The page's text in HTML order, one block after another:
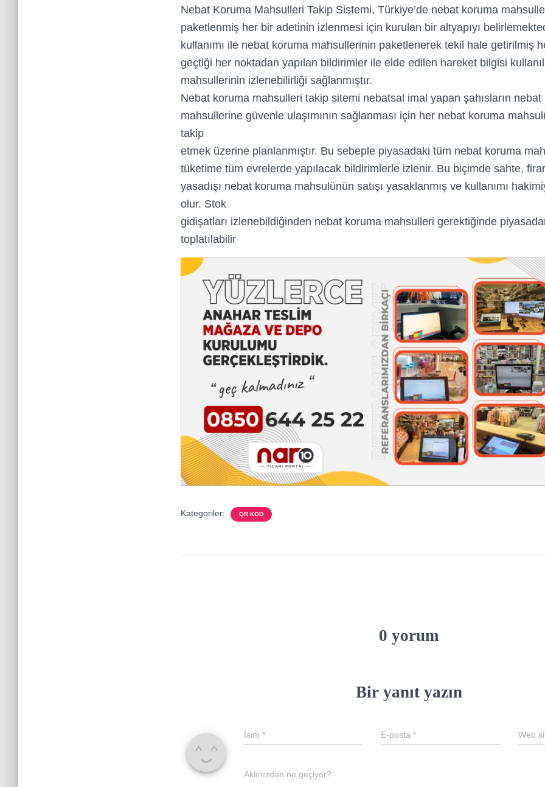
Nebat Koruma Mahsulleri Takip Sistemi, Türkiye’de nebat koruma
paketlenmiş her bir adetinin izlenmesi için kurulan bir altyapıyı
kullanımı ile nebat koruma mahsullerinin paketlenerek tekil hale getirilmiş
geçtiği her noktadan yapılan bildirimler ile elde edilen hareket bilgisi
mahsullerinin izlenebilirliği sağlanmıştır.
Nebat koruma mahsulleri takip sitemi nebatsal imal yapan şahısların nebat
mahsullerine güvenle ulaşımının sağlanması için her nebat koruma
takip
etmek üzerine planlanmıştır. Bu sebeple piyasadaki tüm nebat koruma
tüketime tüm evrelerde yapılacak bildirimlerle izlenir. Bu biçimde sahte,
yasadışı nebat koruma mahsulünün satışı yasaklanmış ve kullanımı
olur. Stok
gidişatları izlenebildiğinden nebat koruma mahsulleri gerektiğinde
toplatılabilir
Kategoriler: QR KOD
0 yorum
Bir yanıt yazın
İsim * E-posta* Web
Aklınızdan ne geçiyor?